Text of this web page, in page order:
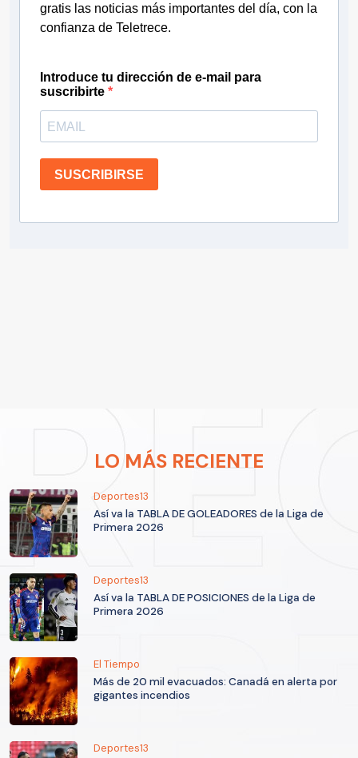
gratis las noticias más importantes del día, con la
confianza de Teletrece.
Introduce tu dirección de e-mail para
suscribirte
SUSCRIBIRSE
LO MÁS RECIENTE
Deportes13
Así va la TABLA DE GOLEADORES de la Liga de
Primera 2026
Deportes13
Así va la TABLA DE POSICIONES de la Liga de
Primera 2026
El Tiempo
Más de 20 mil evacuados: Canadá en alerta por
gigantes incendios
Deportes13